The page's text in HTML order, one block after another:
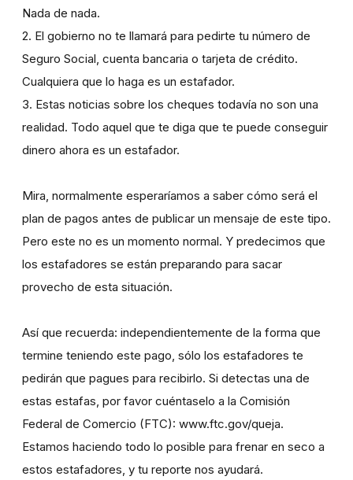
Nada de nada.
2. El gobierno no te llamará para pedirte tu número de
Seguro Social, cuenta bancaria o tarjeta de crédito.
Cualquiera que lo haga es un estafador.
3. Estas noticias sobre los cheques todavía no son una
realidad. Todo aquel que te diga que te puede conseguir
dinero ahora es un estafador.
Mira, normalmente esperaríamos a saber cómo será el
plan de pagos antes de publicar un mensaje de este tipo.
Pero este no es un momento normal. Y predecimos que
los estafadores se están preparando para sacar
provecho de esta situación.
Así que recuerda: independientemente de la forma que
termine teniendo este pago, sólo los estafadores te
pedirán que pagues para recibirlo. Si detectas una de
estas estafas, por favor cuéntaselo a la Comisión
Federal de Comercio (FTC): www.ftc.gov/queja.
Estamos haciendo todo lo posible para frenar en seco a
estos estafadores, y tu reporte nos ayudará.